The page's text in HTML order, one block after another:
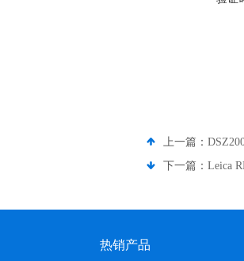
上一篇：
下一篇： Leica
热销产品